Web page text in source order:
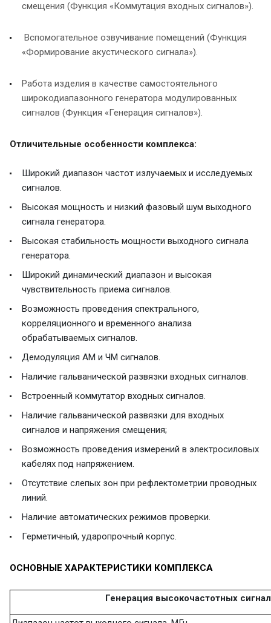
смещения (Функция «Коммутация входных сигналов»).
Вспомогательное озвучивание помещений (Функция
«Формирование акустического сигнала»).
Работа изделия в качестве самостоятельного
широкодиапазонного генератора модулированных
сигналов (Функция «Генерация сигналов»).
Отличительные особенности комплекса:
Широкий диапазон частот излучаемых и исследуемых
сигналов.
Высокая мощность и низкий фазовый шум выходного
сигнала генератора.
Высокая стабильность мощности выходного сигнала
генератора.
Широкий динамический диапазон и высокая
чувствительность приема сигналов.
Возможность проведения спектрального,
корреляционного и временного анализа
обрабатываемых сигналов.
Демодуляция АМ и ЧМ сигналов.
Наличие гальванической развязки входных сигналов.
Встроенный коммутатор входных сигналов.
Наличие гальванической развязки для входных
сигналов и напряжения смещения;
Возможность проведения измерений в электросиловых
кабелях под напряжением.
Отсутствие слепых зон при рефлектометрии проводных
линий.
Наличие автоматических режимов проверки.
Герметичный, ударопрочный корпус.
ОСНОВНЫЕ ХАРАКТЕРИСТИКИ КОМПЛЕКСА
Генерация высокочастотных